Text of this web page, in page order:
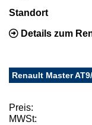
Standort
Details zum
Renault Master
Preis:
MWSt: